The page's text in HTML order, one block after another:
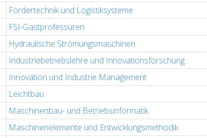
Fördertechnik und Logistiksysteme
FSI-Gastprofessuren
Hydraulische Strömungsmaschinen
Industriebetriebslehre und Innovationsforschung
Innovation und Industrie Management
Leichtbau
Maschinenbau- und Betriebsinformatik
Maschinenelemente und Entwicklungsmethodik